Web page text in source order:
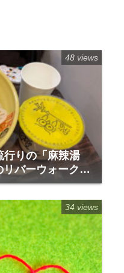
行りの「麻辣湯
リバーウォーク1
48 views
34 views